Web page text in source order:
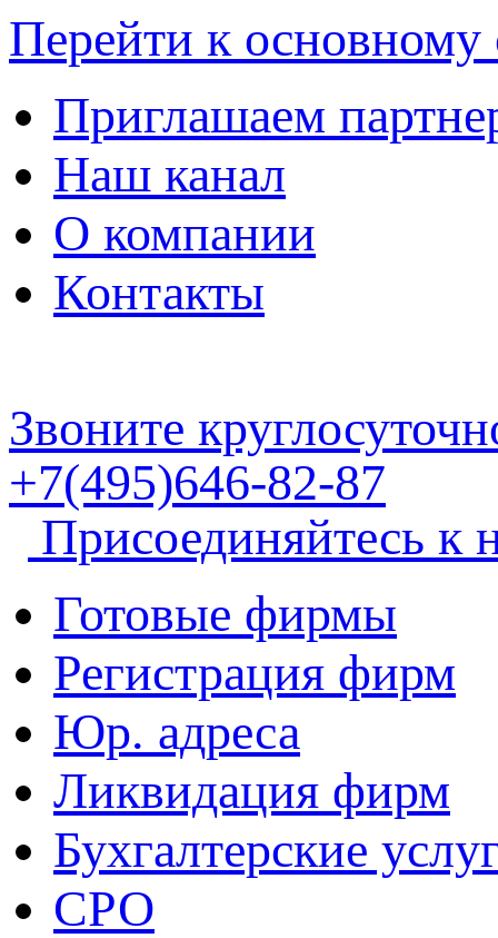
Перейти к
Приглашаем
Наш канал
О компании
Контакты
Звоните
+7(495)646-82-87
Присоединяйтесь к
Готовые фирмы
Регистрация фирм
Юр. адреса
Ликвидация фирм
Бухгалтерские
СРО